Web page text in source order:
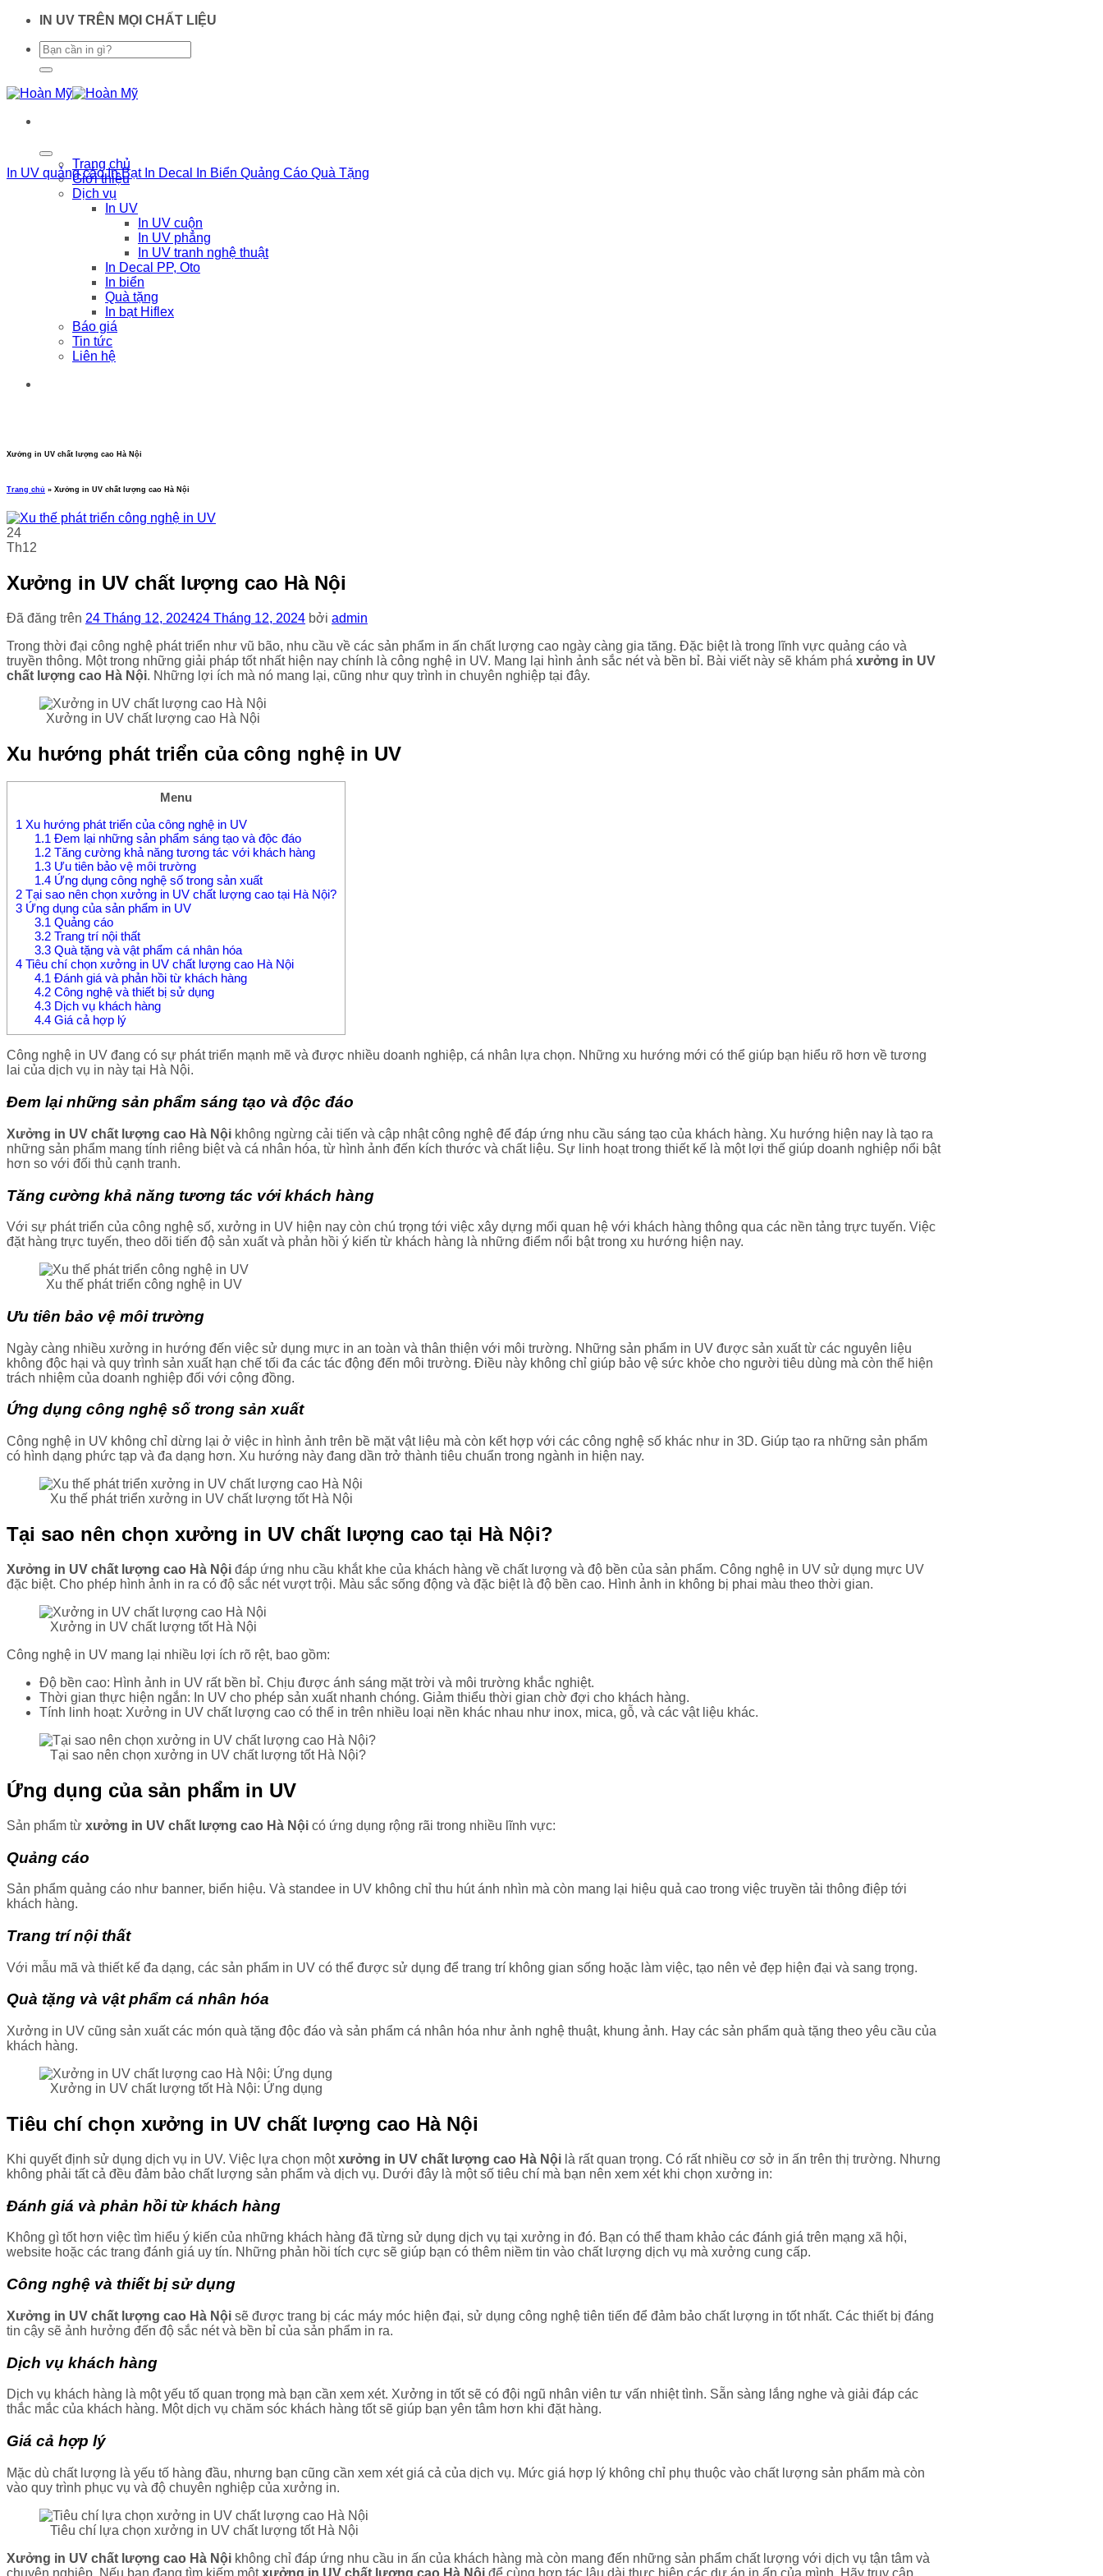
ChuyểnIN UV TRÊN MỌI CHẤT LIỆU
Trang chủ
Giới thiệu
Dịch vụ
In UV
In UV cuộn
In UV phẳng
In UV tranh nghệ thuật
In Decal PP, Oto
In biển
Quà tặng
In bạt Hiflex
Báo giá
Tin tức
Liên hệ
In UV quảng cáo In Bạt In Decal In Biển Quảng Cáo Quà Tặng
Xưởng in UV chất lượng cao Hà Nội
Trang chủ » Xưởng in UV chất lượng cao Hà Nội
24
Th12
Xưởng in UV chất lượng cao Hà Nội
Đã đăng trên 24 Tháng 12, 202424 Tháng 12, 2024 bởi admin
Trong thời đại công nghệ phát triển như vũ bão, nhu cầu về các sản phẩm in ấn chất lượng cao ngày càng gia tăng. Đặc biệt là trong lĩnh vực quảng cáo và
truyền thông. Một trong những giải pháp tốt nhất hiện nay chính là công nghệ in UV. Mang lại hình ảnh sắc nét và bền bỉ. Bài viết này sẽ khám phá xưởng in UV
chất lượng cao Hà Nội. Những lợi ích mà nó mang lại, cũng như quy trình in chuyên nghiệp tại đây.
Xưởng in UV chất lượng cao Hà Nội
Xu hướng phát triển của công nghệ in UV
Menu
1 Xu hướng phát triển của công nghệ in UV
1.1 Đem lại những sản phẩm sáng tạo và độc đáo
1.2Tăng cường khả năng tương tác với khách hàng
1.3Ưu tiên bảo vệ môi trường
1.4Ứng dụng công nghệ số trong sản xuất
2 Tại sao nên chọn xưởng in UV chất lượng cao tại Hà Nội?
3 Ứng dụng của sản phẩm in UV
3.1 Quảng cáo
3.2Trang trí nội thất
3.3Quà tặng và vật phẩm cá nhân hóa
4 Tiêu chí chọn xưởng in UV chất lượng cao Hà Nội
4.1 Đánh giá và phản hồi từ khách hàng
4.2Công nghệ và thiết bị sử dụng
4.3Dịch vụ khách hàng
4.4Giá cả hợp lý
Công nghệ in UV đang có sự phát triển mạnh mẽ và được nhiều doanh nghiệp, cá nhân lựa chọn. Những xu hướng mới có thể giúp bạn hiểu rõ hơn về tương
lai của dịch vụ in này tại Hà Nội.
Đem lại những sản phẩm sáng tạo và độc đáo
Xưởng in UV chất lượng cao Hà Nội không ngừng cải tiến và cập nhật công nghệ để đáp ứng nhu cầu sáng tạo của khách hàng. Xu hướng hiện nay là tạo ra
những sản phẩm mang tính riêng biệt và cá nhân hóa, từ hình ảnh đến kích thước và chất liệu. Sự linh hoạt trong thiết kế là một lợi thế giúp doanh nghiệp nổi bật
hơn so với đối thủ cạnh tranh.
Tăng cường khả năng tương tác với khách hàng
Với sự phát triển của công nghệ số, xưởng in UV hiện nay còn chú trọng tới việc xây dựng mối quan hệ với khách hàng thông qua các nền tảng trực tuyến. Việc
đặt hàng trực tuyến, theo dõi tiến độ sản xuất và phản hồi ý kiến từ khách hàng là những điểm nổi bật trong xu hướng hiện nay.
Xu thế phát triển công nghệ in UV
Ưu tiên bảo vệ môi trường
Ngày càng nhiều xưởng in hướng đến việc sử dụng mực in an toàn và thân thiện với môi trường. Những sản phẩm in UV được sản xuất từ các nguyên liệu
không độc hại và quy trình sản xuất hạn chế tối đa các tác động đến môi trường. Điều này không chỉ giúp bảo vệ sức khỏe cho người tiêu dùng mà còn thể hiện
trách nhiệm của doanh nghiệp đối với cộng đồng.
Ứng dụng công nghệ số trong sản xuất
Công nghệ in UV không chỉ dừng lại ở việc in hình ảnh trên bề mặt vật liệu mà còn kết hợp với các công nghệ số khác như in 3D. Giúp tạo ra những sản phẩm
có hình dạng phức tạp và đa dạng hơn. Xu hướng này đang dần trở thành tiêu chuẩn trong ngành in hiện nay.
Xu thế phát triển xưởng in UV chất lượng tốt Hà Nội
Tại sao nên chọn xưởng in UV chất lượng cao tại Hà Nội?
Xưởng in UV chất lượng cao Hà Nội đáp ứng nhu cầu khắt khe của khách hàng về chất lượng và độ bền của sản phẩm. Công nghệ in UV sử dụng mực UV
đặc biệt. Cho phép hình ảnh in ra có độ sắc nét vượt trội. Màu sắc sống động và đặc biệt là độ bền cao. Hình ảnh in không bị phai màu theo thời gian.
Xưởng in UV chất lượng tốt Hà Nội
Công nghệ in UV mang lại nhiều lợi ích rõ rệt, bao gồm:
Độ bền cao: Hình ảnh in UV rất bền bỉ. Chịu được ánh sáng mặt trời và môi trường khắc nghiệt.
Thời gian thực hiện ngắn: In UV cho phép sản xuất nhanh chóng. Giảm thiểu thời gian chờ đợi cho khách hàng.
Tính linh hoạt: Xưởng in UV chất lượng cao có thể in trên nhiều loại nền khác nhau như inox, mica, gỗ, và các vật liệu khác.
Tại sao nên chọn xưởng in UV chất lượng tốt Hà Nội?
Ứng dụng của sản phẩm in UV
Sản phẩm từ xưởng in UV chất lượng cao Hà Nội có ứng dụng rộng rãi trong nhiều lĩnh vực:
Quảng cáo
Sản phẩm quảng cáo như banner, biển hiệu. Và standee in UV không chỉ thu hút ánh nhìn mà còn mang lại hiệu quả cao trong việc truyền tải thông điệp tới
khách hàng.
Trang trí nội thất
Với mẫu mã và thiết kế đa dạng, các sản phẩm in UV có thể được sử dụng để trang trí không gian sống hoặc làm việc, tạo nên vẻ đẹp hiện đại và sang trọng.
Quà tặng và vật phẩm cá nhân hóa
Xưởng in UV cũng sản xuất các món quà tặng độc đáo và sản phẩm cá nhân hóa như ảnh nghệ thuật, khung ảnh. Hay các sản phẩm quà tặng theo yêu cầu của
khách hàng.
Xưởng in UV chất lượng tốt Hà Nội: Ứng dụng
Tiêu chí chọn xưởng in UV chất lượng cao Hà Nội
Khi quyết định sử dụng dịch vụ in UV. Việc lựa chọn mộtxưởng in UV chất lượng cao Hà Nội là rất quan trọng. Có rất nhiều cơ sở in ấn trên thị trường. Nhưng
không phải tất cả đều đảm bảo chất lượng sản phẩm và dịch vụ. Dưới đây là một số tiêu chí mà bạn nên xem xét khi chọn xưởng in:
Đánh giá và phản hồi từ khách hàng
Không gì tốt hơn việc tìm hiểu ý kiến của những khách hàng đã từng sử dụng dịch vụ tại xưởng in đó. Bạn có thể tham khảo các đánh giá trên mạng xã hội,
website hoặc các trang đánh giá uy tín. Những phản hồi tích cực sẽ giúp bạn có thêm niềm tin vào chất lượng dịch vụ mà xưởng cung cấp.
Công nghệ và thiết bị sử dụng
Xưởng in UV chất lượng cao Hà Nội sẽ được trang bị các máy móc hiện đại, sử dụng công nghệ tiên tiến để đảm bảo chất lượng in tốt nhất. Các thiết bị đáng
tin cậy sẽ ảnh hưởng đến độ sắc nét và bền bỉ của sản phẩm in ra.
Dịch vụ khách hàng
Dịch vụ khách hàng là một yếu tố quan trọng mà bạn cần xem xét. Xưởng in tốt sẽ có đội ngũ nhân viên tư vấn nhiệt tình. Sẵn sàng lắng nghe và giải đáp các
thắc mắc của khách hàng. Một dịch vụ chăm sóc khách hàng tốt sẽ giúp bạn yên tâm hơn khi đặt hàng.
Giá cả hợp lý
Mặc dù chất lượng là yếu tố hàng đầu, nhưng bạn cũng cần xem xét giá cả của dịch vụ. Mức giá hợp lý không chỉ phụ thuộc vào chất lượng sản phẩm mà còn
vào quy trình phục vụ và độ chuyên nghiệp của xưởng in.
Tiêu chí lựa chọn xưởng in UV chất lượng tốt Hà Nội
Xưởng in UV chất lượng cao Hà Nội không chỉ đáp ứng nhu cầu in ấn của khách hàng mà còn mang đến những sản phẩm chất lượng với dịch vụ tận tâm và
chuyên nghiệp. Nếu bạn đang tìm kiếm mộtxưởng in UV chất lượng cao Hà Nội để cùng hợp tác lâu dài thực hiện các dự án in ấn của mình. Hãy truy cập